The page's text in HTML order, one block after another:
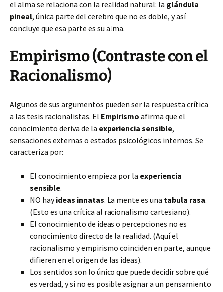
el alma se relaciona con la realidad natural: la glándula
pineal, única parte del cerebro que no es doble, y así
concluye que esa parte es su alma.
Empirismo (Contraste con el
Racionalismo)
Algunos de sus argumentos pueden ser la respuesta crítica
a las tesis racionalistas. El Empirismo afirma que el
conocimiento deriva de la experiencia sensible,
sensaciones externas o estados psicológicos internos. Se
caracteriza por:
El conocimiento empieza por la experiencia
sensible.
NO hayideas innatas. La mente es una tabula rasa.
(Esto es una crítica al racionalismo cartesiano).
El conocimiento de ideas o percepciones no es
conocimiento directo de la realidad. (Aquí el
racionalismo y empirismo coinciden en parte, aunque
difieren en el origen de las ideas).
Los sentidos son lo único que puede decidir sobre qué
es verdad, y si no es posible asignar a un pensamiento